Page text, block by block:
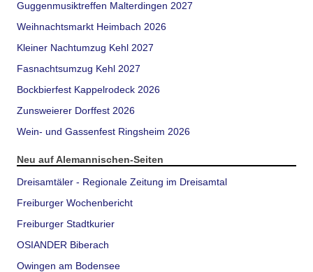
Guggenmusiktreffen Malterdingen 2027
Weihnachtsmarkt Heimbach 2026
Kleiner Nachtumzug Kehl 2027
Fasnachtsumzug Kehl 2027
Bockbierfest Kappelrodeck 2026
Zunsweierer Dorffest 2026
Wein- und Gassenfest Ringsheim 2026
Neu auf Alemannischen-Seiten
Dreisamtäler - Regionale Zeitung im Dreisamtal
Freiburger Wochenbericht
Freiburger Stadtkurier
OSIANDER Biberach
Owingen am Bodensee